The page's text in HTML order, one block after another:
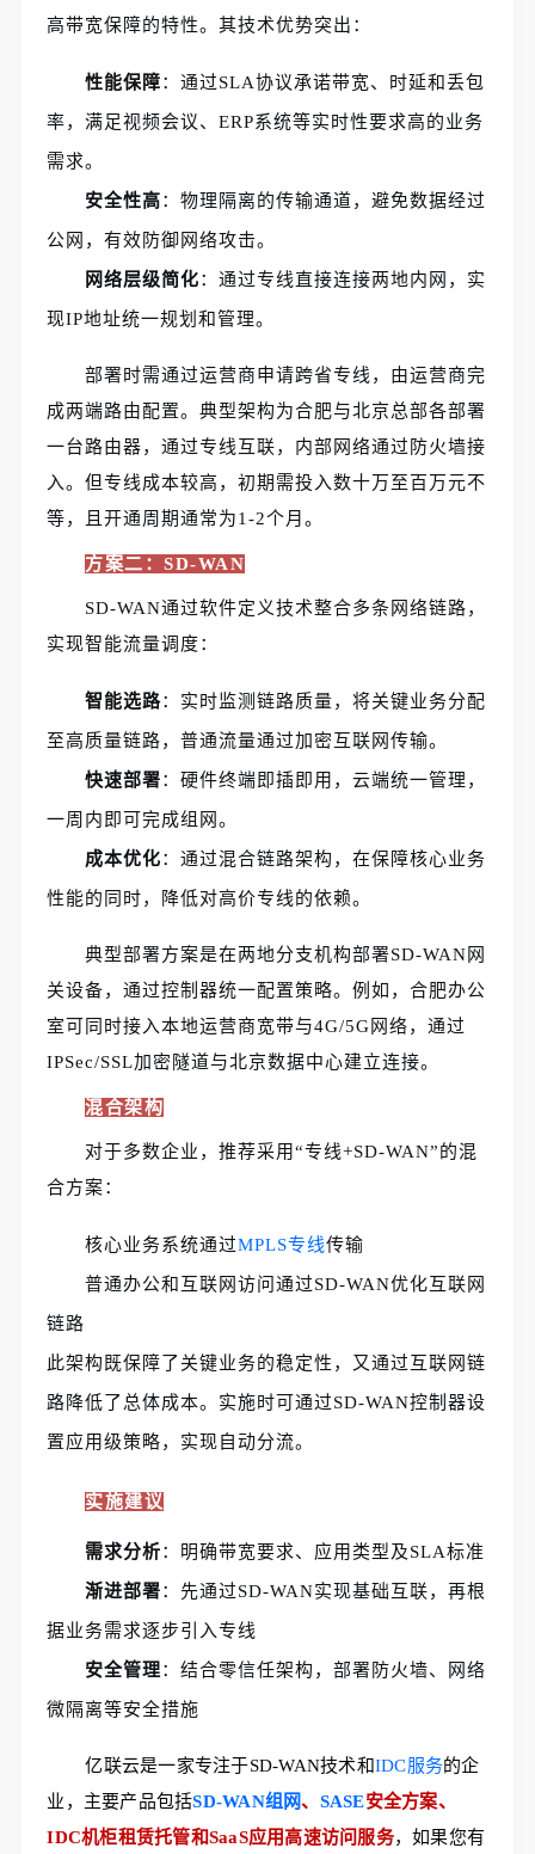
高带宽保障的特性。其技术优势突出：
性能保障：通过SLA协议承诺带宽、时延和丢包
率，满足视频会议、ERP系统等实时性要求高的业务
需求。
安全性高：物理隔离的传输通道，避免数据经过
公网，有效防御网络攻击。
网络层级简化：通过专线直接连接两地内网，实
现IP地址统一规划和管理。
部署时需通过运营商申请跨省专线，由运营商完
成两端路由配置。典型架构为合肥与北京总部各部署
一台路由器，通过专线互联，内部网络通过防火墙接
入。但专线成本较高，初期需投入数十万至百万元不
等，且开通周期通常为1-2个月。
方案二：SD-WAN
SD-WAN通过软件定义技术整合多条网络链路，
实现智能流量调度：
智能选路：实时监测链路质量，将关键业务分配
至高质量链路，普通流量通过加密互联网传输。
快速部署：硬件终端即插即用，云端统一管理，
一周内即可完成组网。
成本优化：通过混合链路架构，在保障核心业务
性能的同时，降低对高价专线的依赖。
典型部署方案是在两地分支机构部署SD-WAN网
关设备，通过控制器统一配置策略。例如，合肥办公
室可同时接入本地运营商宽带与4G/5G网络，通过
IPSec/SSL加密隧道与北京数据中心建立连接。
混合架构
对于多数企业，推荐采用“专线+SD-WAN”的混
合方案：
核心业务系统通过MPLS专线传输
普通办公和互联网访问通过SD-WAN优化互联网
链路
此架构既保障了关键业务的稳定性，又通过互联网链
路降低了总体成本。实施时可通过SD-WAN控制器设
置应用级策略，实现自动分流。
实施建议
需求分析：明确带宽要求、应用类型及SLA标准
渐进部署：先通过SD-WAN实现基础互联，再根
据业务需求逐步引入专线
安全管理：结合零信任架构，部署防火墙、网络
微隔离等安全措施
亿联云是一家专注于SD-WAN技术和IDC服务的企
业，主要产品包括SD-WAN组网、 SASE安全方案、
IDC机柜租赁托管和SaaS应用高速访问服务，如果您有